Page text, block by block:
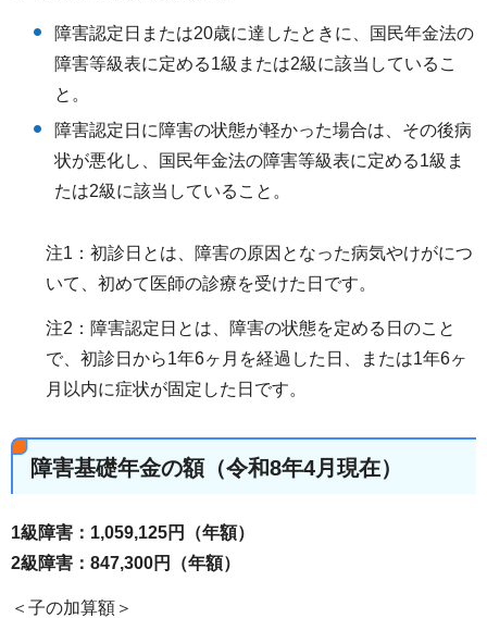
障害認定日または20歳に達したときに、国民年金法の
障害等級表に定める1級または2級に該当しているこ
と。
障害認定日に障害の状態が軽かった場合は、その後病
状が悪化し、国民年金法の障害等級表に定める1級ま
たは2級に該当していること。
注1：初診日とは、障害の原因となった病気やけがにつ
いて、初めて医師の診療を受けた日です。
注2：障害認定日とは、障害の状態を定める日のこと
で、初診日から1年6ヶ月を経過した日、または1年6ヶ
月以内に症状が固定した日です。
障害基礎年金の額（令和8年4月現在）
1級障害：1,059,125円（年額）
2級障害：847,300円（年額）
＜子の加算額＞